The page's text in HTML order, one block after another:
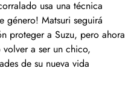
usa una técnica
género! Matsuri seguirá
proteger a Suzu, pero ahora
a ser un chico,
de su nueva vida